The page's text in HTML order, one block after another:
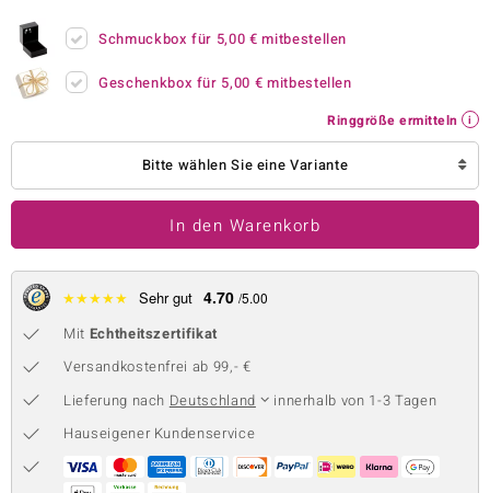
BY DE MELO
Collection
Schmuckbox für 5,00 € mitbestellen
Geschenkbox für 5,00 € mitbestellen
Ringgröße ermitteln
Bitte wählen Sie eine Variante
In den Warenkorb
★★★★★ Sehr gut 4.70 /5.00
Mit Echtheitszertifikat
Versandkostenfrei ab 99,- €
Lieferung nach Deutschland
innerhalb von 1-3 Tagen
Hauseigener Kundenservice